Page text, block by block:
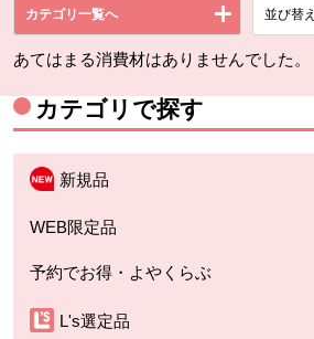
カテゴリ一覧へ 並び替え
あてはまる消費材はありませんでした。
カテゴリで探す
新規品
WEB限定品
予約でお得・よやくらぶ
L's選定品